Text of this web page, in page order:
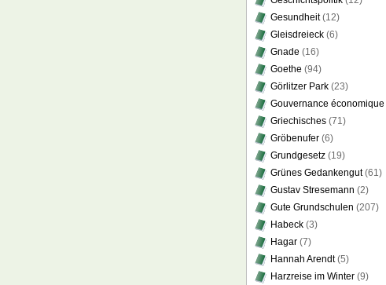
Gesundheit(12)
Gleisdreieck (6)
Gnade (16)
Goethe (94)
Görlitzer Park (23)
Gouvernance économique
Griechisches (71)
Gröbenufer (6)
Grundgesetz (19)
Grünes Gedankengut(61)
Gustav Stresemann (2)
Gute Grundschulen (207)
Habeck (3)
Hagar (7)
Hannah Arendt(5)
Harzreise im Winter (9)